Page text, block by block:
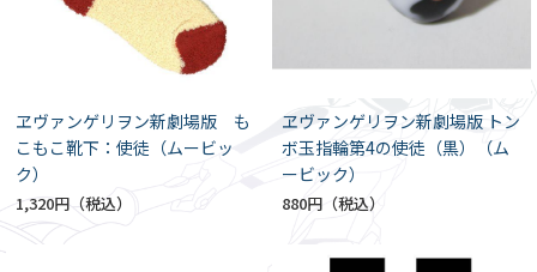
ヱヴァンゲリヲン新劇場版 も
こもこ靴下：使徒（ムービッ
ク）
1,320円
ヱヴァンゲリヲン新劇場版 トン
ボ玉指輪第4の使徒（黒）（ム
ービック）
880円